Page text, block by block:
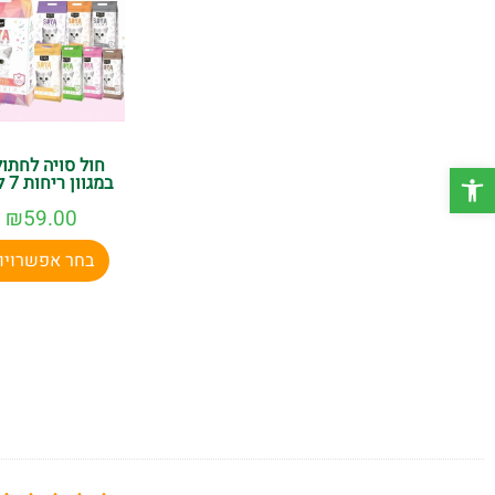
פתח סרגל נגישות חול סויה
במגוון ריחות 7 ליטר
₪59.00
בחר